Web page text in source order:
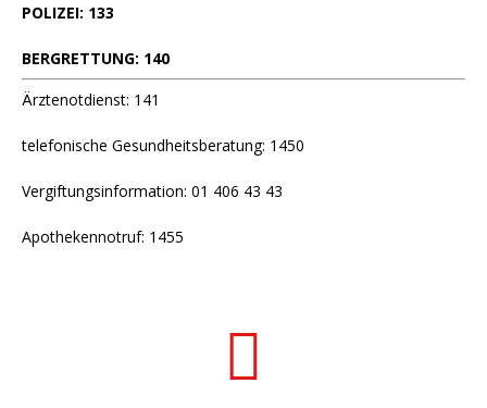
POLIZEI: 133
BERGRETTUNG: 140
Ärztenotdienst: 141
telefonische Gesundheitsberatung: 1450
Vergiftungsinformation: 01 406 43 43
Apothekennotruf: 1455